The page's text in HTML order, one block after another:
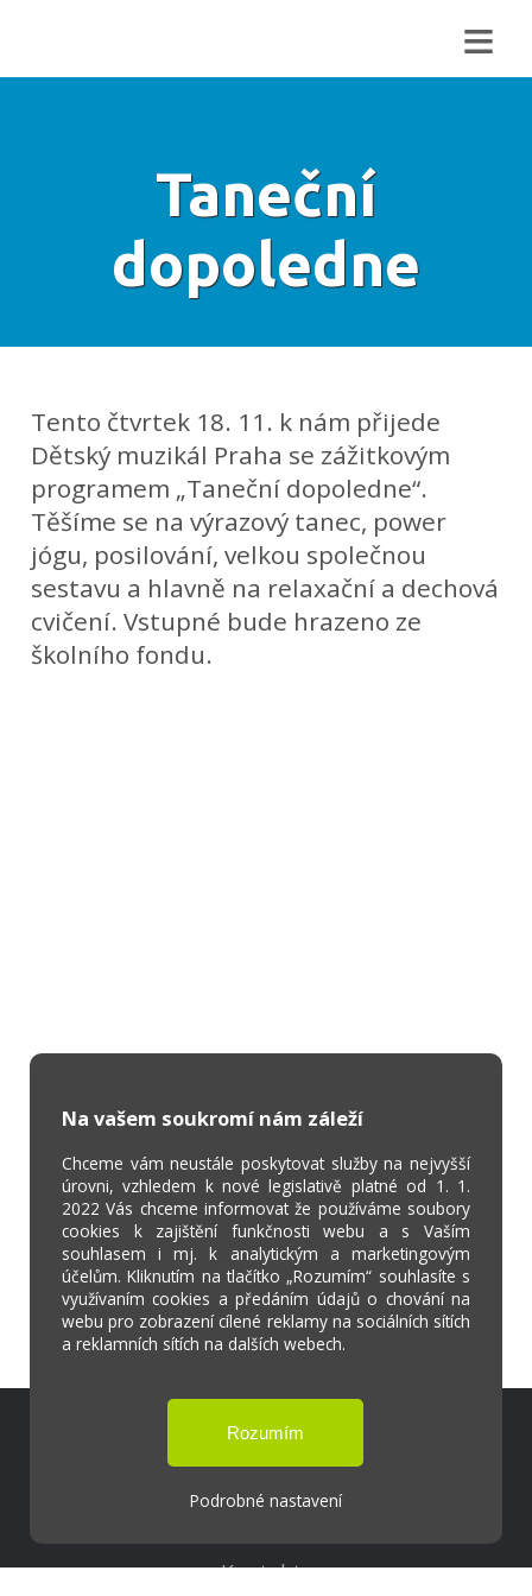
≡
Taneční
dopoledne
Tento čtvrtek 18. 11. k nám přijede
Dětský muzikál Praha se zážitkovým
programem „Taneční dopoledne“.
Těšíme se na výrazový tanec, power
jógu, posilování, velkou společnou
sestavu a hlavně na relaxační a dechová
cvičení. Vstupné bude hrazeno ze
školního fondu.
Na vašem soukromí nám záleží
Chceme vám neustále poskytovat služby na nejvyšší
úrovni, vzhledem k nové legislativě platné od 1. 1.
2022 Vás chceme informovat že používáme soubory
cookies k zajištění funkčnosti webu a s Vaším
souhlasem i mj. k analytickým a marketingovým
účelům. Kliknutím na tlačítko „Rozumím“ souhlasíte s
využívaním cookies a předáním údajů o chování na
webu pro zobrazení cílené reklamy na sociálních sítích
a reklamních sítích na dalších webech.
Podrobné nastavení
Škola Online
Strava.cz
Kontakty